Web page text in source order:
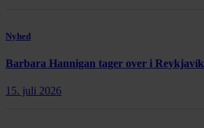
Nyhed
Barbara Hannigan tager over i Reykjavík
15. juli 2026